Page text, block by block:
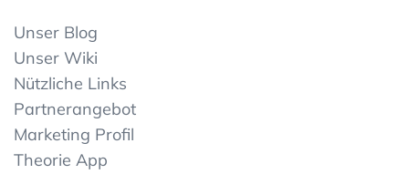
Unser Blog
Unser Wiki
Nützliche Links
Partnerangebot
Marketing Profil
Theorie App